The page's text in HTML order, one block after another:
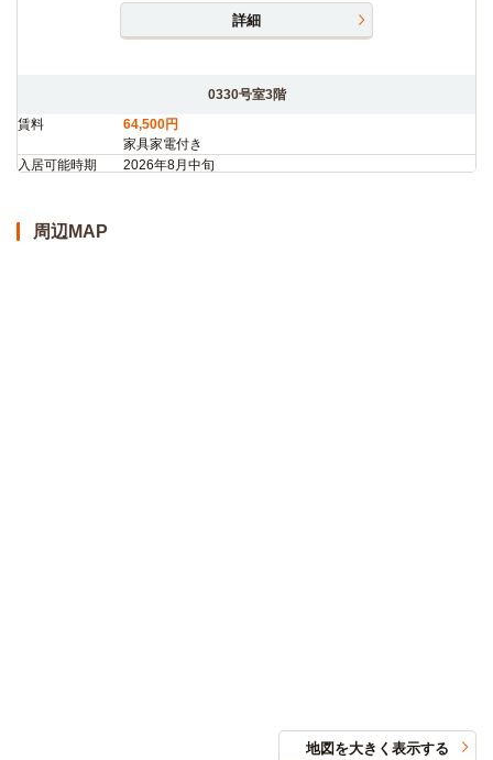
詳細
0330号室3階
賃料
64,500円
家具家電付き
入居可能時期
2026年8月中旬
備考・条件
周辺MAP
地図を大きく表示する